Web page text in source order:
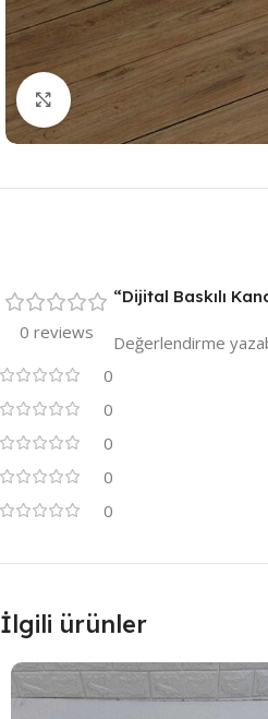
Resmi Büyüt
0 reviews
0
0
0
0
0
“Dijital Baskılı
Değerlendirme
İlgili ürünler